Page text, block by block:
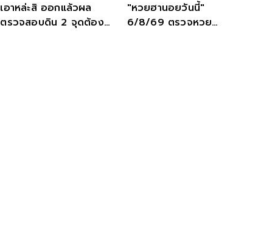
เอาหล่ะสิ ออกแล้วผล
ตรวจสอบดิน 2 จุดต้อง
"หวยฮานอยวันนี้"
6/8/69 ตรวจหวย